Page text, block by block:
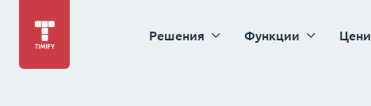
Решения Функции Цени